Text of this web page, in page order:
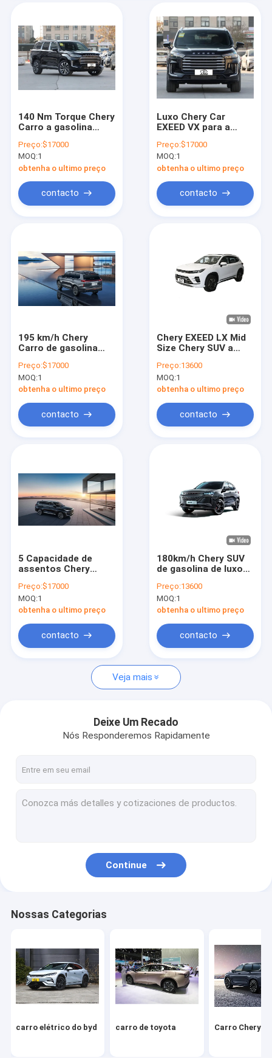
Vídeos
Quem Somos
Fale Conosco
Pedir um orçamento
carro elétrico do byd
Carro Chery
Carro elétrico Lixiang
Veículo Mercedes
Carro elétrico Seres
Carro elétrico da Lynk & Co
140 Nm Torque Chery
Carro a gasolina
dianteira EXEED VX
SUV
Preço:$17000
MOQ:1
obtenha o ultimo preço
contacto
Luxo Chery Car
EXEED VX para a
de condução
Preço:$17000
MOQ:1
obtenha o ultimo preço
contacto
195 km/h Chery
Carro de gasolina
EXEED VX Uma nova
era de engenharia
SUV
Preço:$17000
MOQ:1
obtenha o ultimo preço
contacto
Chery EXEED LX Mid
Size Chery SUV a
Velocidade máxima
110 hp
Preço:13600
MOQ:1
obtenha o ultimo preço
contacto
5 Capacidade de
assentos Chery
de luxo EXEED VX
6.5L / 100km
Eficiência de
Preço:$17000
MOQ:1
obtenha o ultimo preço
contacto
180km/h Chery SUV
de gasolina de luxo
velocidades
transmissão manual
Preço:13600
MOQ:1
obtenha o ultimo preço
contacto
Veja mais
Deixe Um Recado
Nós Responderemos Rapidamente
Continue
Nossas Categorias
carro elétrico do byd carro de toyota Carro Chery